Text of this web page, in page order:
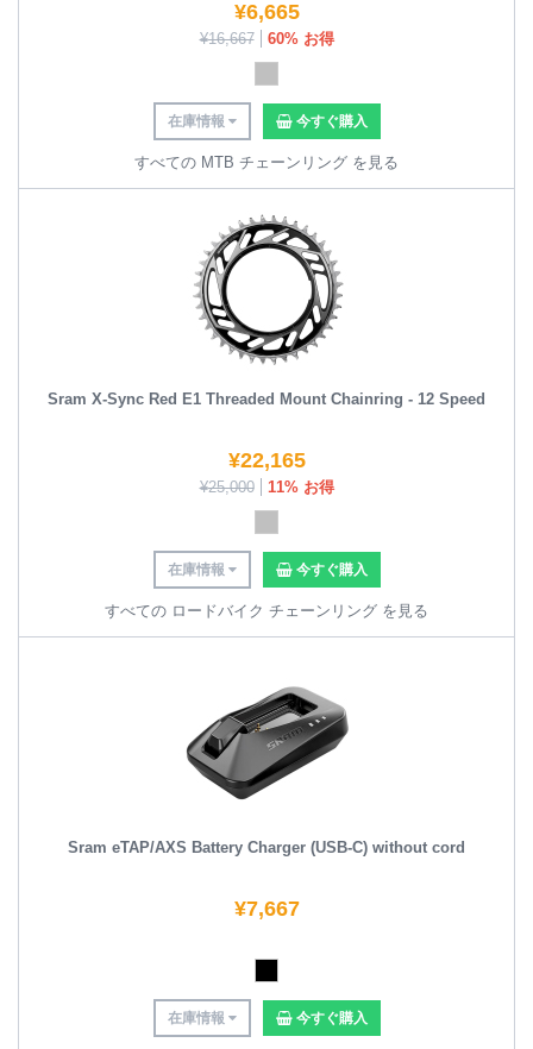
¥6,665
¥16,667 60% お得
在庫情報 今すぐ購入
すべての MTB チェーンリング を見る
Sram X-Sync Red E1 Threaded Mount Chainring - 12 Speed
¥22,165
¥25,000 11% お得
在庫情報 今すぐ購入
すべての ロードバイク チェーンリング を見る
Sram eTAP/AXS Battery Charger (USB-C) without cord
¥7,667
在庫情報 今すぐ購入